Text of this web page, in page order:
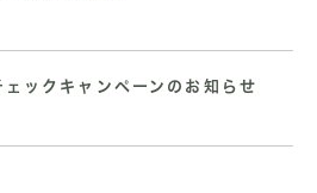
ックキャンペーンのお知らせ